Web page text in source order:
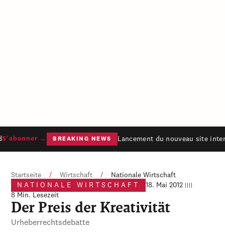
→ BREAKING NEWS Lancement du nouveau site
Startseite / Wirtschaft /
Nationale Wirtschaft
NATIONALE WIRTSCHAFT
18. Mai 2012
8 Min. Lesezeit
Der Preis der Kreativität
Urheberrechtsdebatte